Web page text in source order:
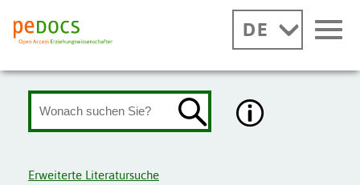
DE
Erweiterte Literatursuche